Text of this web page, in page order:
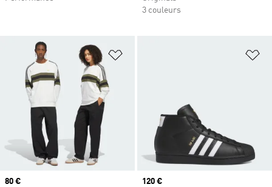
3 couleurs
Ajouter à la Liste de produits
Prix
80 €
Prix
120 €